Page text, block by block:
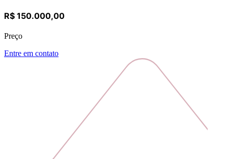
R$ 150.000,00
Preço
Entre em contato